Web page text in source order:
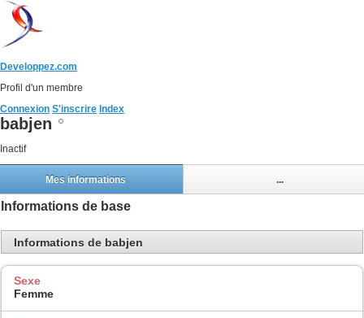
Developpez.com
Profil d'un membre
Connexion S'inscrire Index
babjen
Inactif
Mes informations ...
Informations de base
Informations de babjen
Sexe
Femme